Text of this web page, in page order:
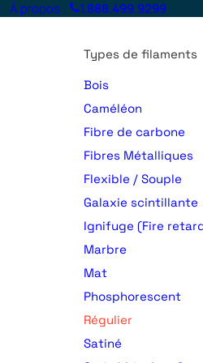
À propos 1.888.499.9299
Types de filaments
Bois
Caméléon
Fibre de carbone
Fibres Métalliques
Flexible / Souple
Galaxie scintillante
Ignifuge (Fire
Marbre
Mat
Phosphorescent
Régulier
Satiné